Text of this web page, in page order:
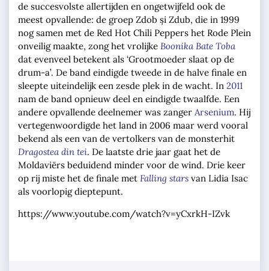
de succesvolste allertijden en ongetwijfeld ook de
meest opvallende: de groep Zdob și Zdub, die in 1999
nog samen met de Red Hot Chili Peppers het Rode Plein
onveilig maakte, zong het vrolijke Boonika Bate Toba
dat evenveel betekent als ‘Grootmoeder slaat op de
drum-a’. De band eindigde tweede in de halve finale en
sleepte uiteindelijk een zesde plek in de wacht. In 2011
nam de band opnieuw deel en eindigde twaalfde. Een
andere opvallende deelnemer was zanger Arsenium. Hij
vertegenwoordigde het land in 2006 maar werd vooral
bekend als een van de vertolkers van de monsterhit
Dragostea din tei. De laatste drie jaar gaat het de
Moldaviërs beduidend minder voor de wind. Drie keer
op rij miste het de finale met Falling stars van Lidia Isac
als voorlopig dieptepunt.
https://www.youtube.com/watch?v=yCxrkH-IZvk